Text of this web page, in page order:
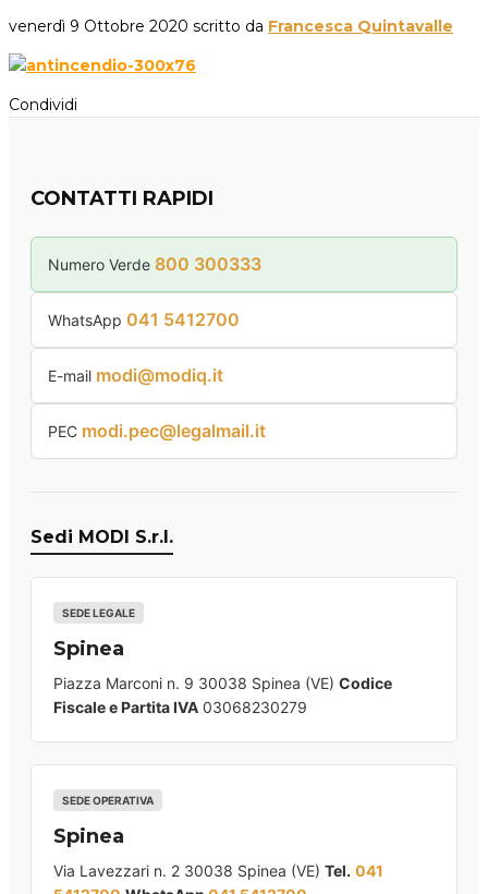
venerdì 9 Ottobre 2020 scritto da Francesca Quintavalle
Condividi
CONTATTI RAPIDI
Numero Verde 800 300333
WhatsApp 041 5412700
E-mail modi@modiq.it
PEC modi.pec@legalmail.it
Sedi MODI S.r.l.
SEDE LEGALE
Spinea
Piazza Marconi n. 9 30038 Spinea (VE) Codice
Fiscale e Partita IVA 03068230279
SEDE OPERATIVA
Spinea
Via Lavezzari n. 2 30038 Spinea (VE) Tel. 041